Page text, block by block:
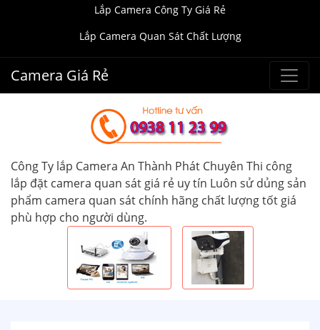
Lắp Camera Công Ty Giá Rẻ
Lắp Camera Quan Sát Chất Lượng
Camera Giá Rẻ
Công Ty lắp Camera An Thành Phát Chuyên Thi công
lắp đặt camera quan sát giá rẻ uy tín Luôn sử dủng sản
phẩm camera quan sát chính hãng chất lượng tốt giá
phù hợp cho người dùng.